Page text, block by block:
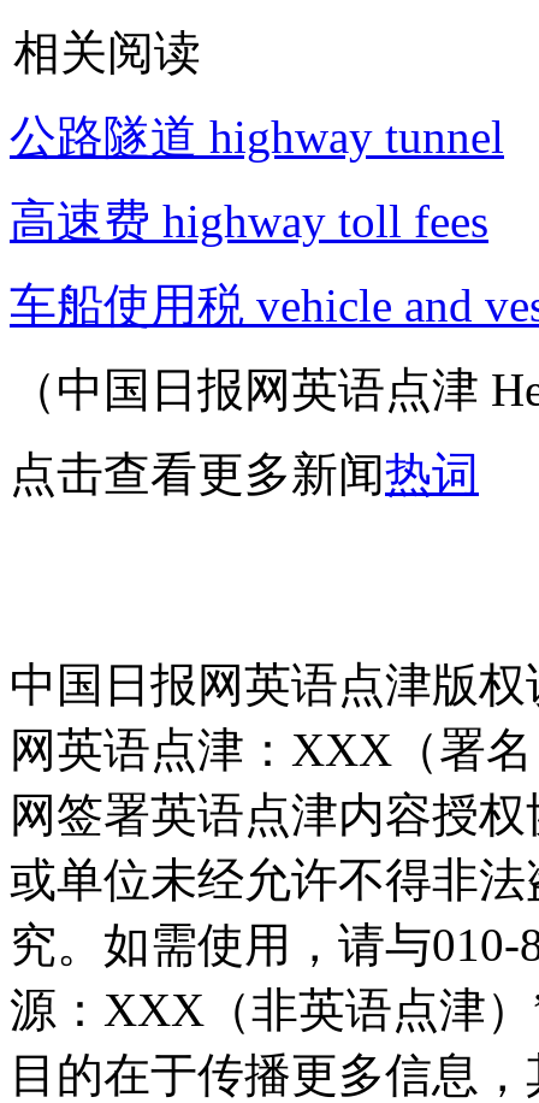
相关阅读
公路隧道 highway tunnel
高速费 highway toll fees
车船使用税 vehicle and
（中国日报网英语点津
点击查看更多新闻热词
中国日报网英语点津版
网英语点津：XXX（署
网签署英语点津内容授
或单位未经允许不得非
究。如需使用，请与010-
源：XXX（非英语点津
目的在于传播更多信息